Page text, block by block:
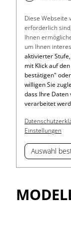
Diese Webseite
erforderlich
Ihnen
um Ihnen
aktivierter
mit Klick auf
bestätigen"
willigen Sie
dass Ihre Daten
verarbeitet
Einstellungen
Auswahl